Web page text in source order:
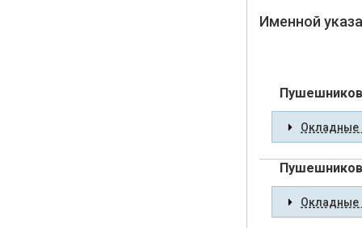
Именной
Окладные
Окладные